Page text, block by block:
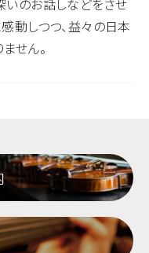
いのお話しなどをさせ
動しつつ、益々の日本
せん。